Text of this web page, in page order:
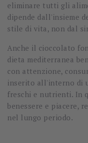
eliminare tutti gli
dipende dall'insieme
stile di vita, non dal
Anche il cioccolato
dieta mediterranea
con attenzione,
inserito all'interno di
freschi e nutrienti. In
benessere e piacere,
nel lungo periodo.